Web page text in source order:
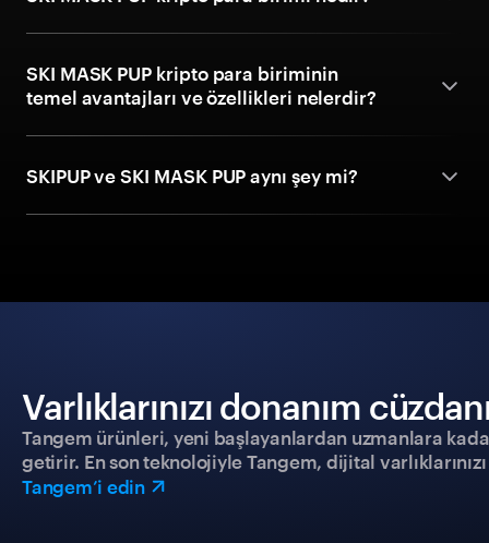
SKI MASK PUP kripto para biriminin
temel avantajları ve özellikleri nelerdir?
SKIPUP ve SKI MASK PUP aynı şey mi?
Varlıklarınızı donanım
Tangem ürünleri, yeni başlayanlardan uzmanlara
getirir. En son teknolojiyle Tangem, dijital
Tangem’i edin